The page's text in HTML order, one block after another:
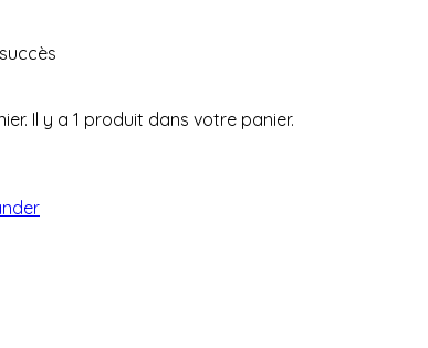
Il y a 1 produit dans votre panier.